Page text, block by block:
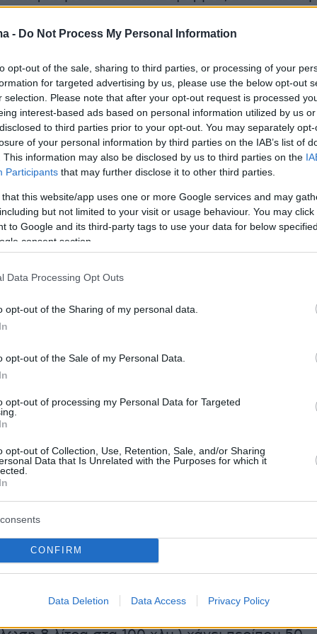
- Do Not Process My Personal Information
opt-out of the sale, sharing to third parties, or processing of your
for targeted advertising by us, please use the below opt-out
selection. Please note that after your opt-out request is processed
interest-based ads based on personal information utilized by us
to third parties prior to your opt-out. You may separately
of your personal information by third parties on the IAB’s list of
This information may also be disclosed by us to third parties on the
Participants that may further disclose it to other third parties.
that this website/app uses one or more Google services and may
but not limited to your visit or usage behaviour. You may
to Google and its third-party tags to use your data for below
consent section.
Data Processing Opt Outs
opt-out of the Sharing of my personal data.
opt-out of the Sale of my Personal Data.
opt-out of processing my Personal Data for Targeted
opt-out of Collection, Use, Retention, Sale, and/or Sharing
Data that Is Unrelated with the Purposes for which it
CONFIRM
Data Deletion Data Access Privacy Policy
(στην καλύτερη περίπτωση για τους
Ειδικά, μικρομεσαίοι και
δουν και πρόσθετες επιβαρύνσεις σε
εισφορές από τις οποίες απαλλάσσονταν,
που συντηρούν παιδιά ή τουλάχιστον έναν
μέσα το 2017 από έναν έως και δύο
το μάρμαρο
του συνήθειες, από 1ης Ιανουαρίου 2017 θα
στη βενζίνη θα αυξηθεί 3 λεπτά το λίτρο,
ενώ στο πετρέλαιο κίνησης κατά 8 λεπτά,
ευρώ. Ο ΕΦΚ στο υγραέριο κίνησης θα
το λίτρο, από 0,33 σε 0,43 ευρώ.
που κινείται με πολλή οικονομία και διανύει